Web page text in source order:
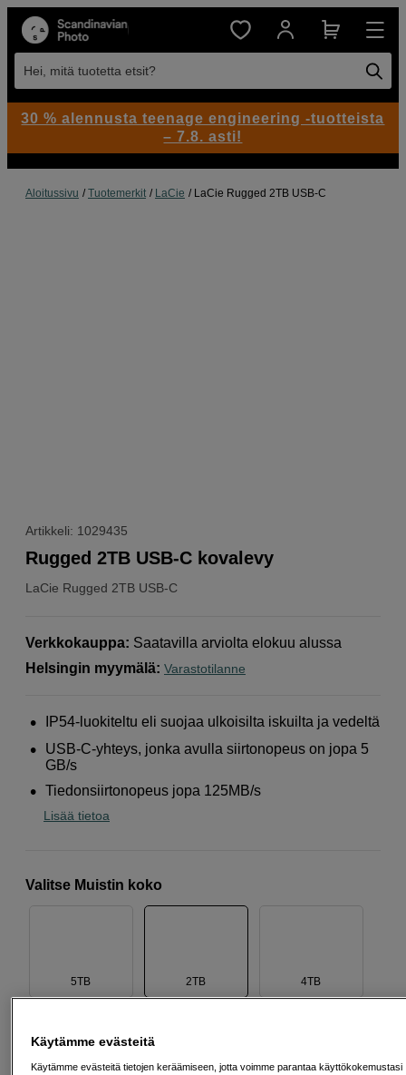
Hei, mitä tuotetta etsit?
Aloitussivu Tuotemerkit LaCie LaCie Rugged 2TB USB-C
Artikkeli: 1029435
LaCie Rugged 2TB USB-C
Rugged 2TB USB-C kovalevy
Verkkokauppa: Saatavilla arviolta elokuu alussa
Helsingin myymälä: Varastotilanne
IP54-luokiteltu eli suojaa ulkoisilta iskuilta ja vedeltä
USB-C-yhteys, jonka avulla siirtonopeus on jopa 5
GB/s
Tiedonsiirtonopeus jopa 125MB/s
Lisää tietoa
Valitse Muistin koko
5TB 2TB 4TB
30 % alennusta teenage engineering -tuotteista
– 7.8. asti!
Käytämme evästeitä
Käytämme evästeitä tietojen keräämiseen, jotta voimme parantaa käyttökokemustasi